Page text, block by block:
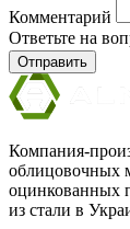
Комментарий
Ответьте на
Отправить
Компания-
облицовочных
оцинкованных
из стали в